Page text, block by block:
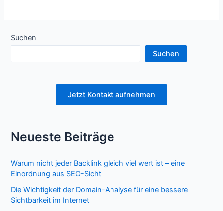
Suchen
Suchen
Jetzt Kontakt aufnehmen
Neueste Beiträge
Warum nicht jeder Backlink gleich viel wert ist – eine
Einordnung aus SEO-Sicht
Die Wichtigkeit der Domain-Analyse für eine bessere
Sichtbarkeit im Internet